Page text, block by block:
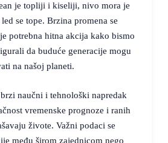
je topliji i kiseliji, nivo mora je
se tope. Brzina promena se
potrebna hitna akcija kako bismo
da buduće generacije mogu
na našoj planeti.
naučni i tehnološki napredak
vremenske prognoze i ranih
živote. Važni podaci se
među širom zajednicom nego